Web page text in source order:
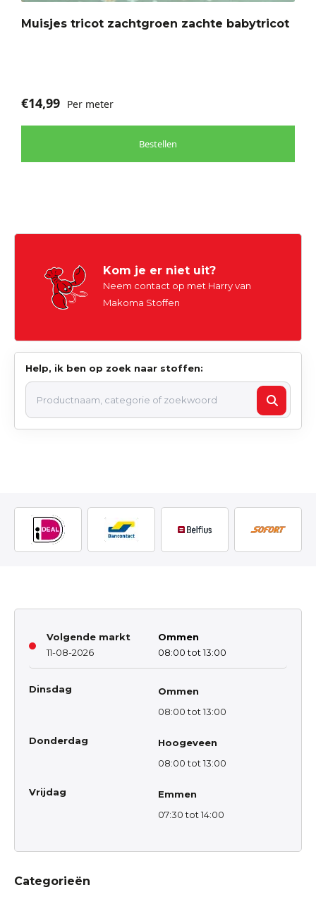
Muisjes tricot zachtgroen zachte babytricot
€14,99 Per meter
Bestellen
kan
productpagina
Kom je er niet uit?
Neem contact op met Harry van
Makoma Stoffen
Help, ik ben op zoek naar stoffen:
Volgende markt
11-08-2026
Ommen
08:00 tot 13:00
Dinsdag
Ommen
08:00 tot 13:00
Donderdag
Hoogeveen
08:00 tot 13:00
Vrijdag
Emmen
07:30 tot 14:00
Categorieën